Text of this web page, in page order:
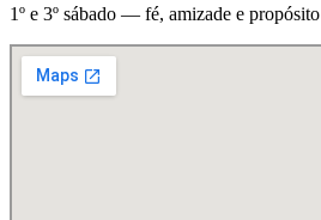
1º e 3º sábado — fé, amizade e propósito